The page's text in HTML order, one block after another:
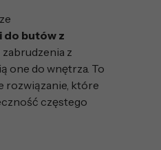
do butów z
z
one do wnętrza. To
rozwiązanie, które
częstego